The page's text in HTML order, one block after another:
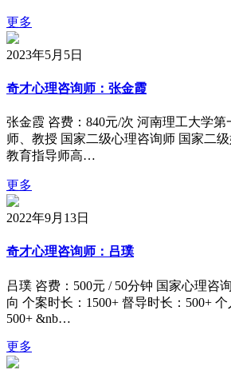
更多
2023年5月5日
奇才心理咨询师：张金霞
张金霞 咨费：840元/次 河南理工大学
师、教授 国家二级心理咨询师 国家二
教育指导师高…
更多
2022年9月13日
奇才心理咨询师：吕璞
吕璞 咨费：500元 / 50分钟 国家心理咨
向 个案时长：1500+ 督导时长：500+
500+ &nb…
更多